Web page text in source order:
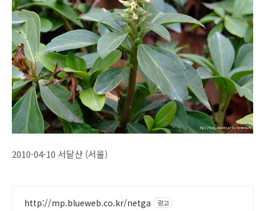
2010-04-10 서달산 (서울)
http://mp.blueweb.co.kr/netga 광고